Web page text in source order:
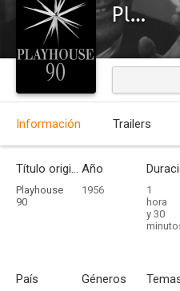
Playhouse 90
Información Trailers
Título original
Playhouse
90
Año
1956
1
hora
y 30
País Géneros